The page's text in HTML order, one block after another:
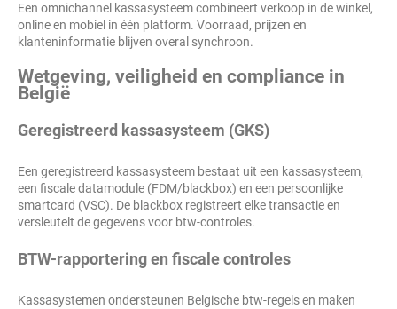
Een omnichannel kassasysteem combineert verkoop in de winkel,
online en mobiel in één platform. Voorraad, prijzen en
klanteninformatie blijven overal synchroon.
Wetgeving, veiligheid en compliance in
België
Geregistreerd kassasysteem (GKS)
Een geregistreerd kassasysteem bestaat uit een kassasysteem,
een fiscale datamodule (FDM/blackbox) en een persoonlijke
smartcard (VSC). De blackbox registreert elke transactie en
versleutelt de gegevens voor btw-controles.
BTW-rapportering en fiscale controles
Kassasystemen ondersteunen Belgische btw-regels en maken